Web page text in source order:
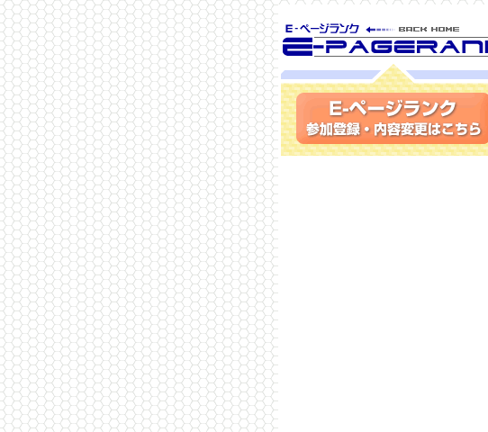
SEO対策に E-ページ
ランク
参加登録(無料)・内容変更